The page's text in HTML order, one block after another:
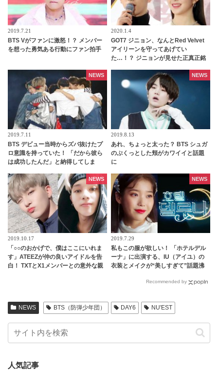
2019.7.21
BTS Vがファンに激怒！？ メンバー
を想った勇気ある行動にファン拍手
2020.1.4
GOT7 ジニョン、なんとRed Velvet
アイリーンを守ってあげてい
た…！？ ジニョンが見せた正真正銘
到… 自然な気遣いと素晴らしい機転
に脱帽
2019.7.11
BTS デビュー当時からズバ抜けたプ
ロ意識を持っていた！ 「だから彼ら
は成功したんだ」と納得してしま
動”が話題に
NEWS
2019.8.13
あれ、ちょっと太った？ BTS シュガ
のぷくっとした頬がカワイイと話題
に
NEWS
2019.10.17
「○○のおかげで、僕はここにいれま
す」ATEEZが仲の良いアイドルを告
白！ TXTとX1メンバーとの意外な親
NEWS
2019.7.29
私もこの服が欲しい！ 「ホテルデル
ーナ」に出演する、IU（アイユ）の
衣装とメイクが“美しすぎて”話題沸
ェンジ…いったいどこの服？
NEWS
Recommended by
NEWS BTS（防弾少年団） DAY6 NU'EST
人気記事